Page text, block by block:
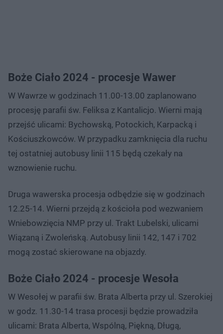
Boże Ciało 2024 - procesje Wawer
W Wawrze w godzinach 11.00-13.00 zaplanowano
procesję parafii św. Feliksa z Kantalicjo. Wierni mają
przejść ulicami: Bychowską, Potockich, Karpacką i
Kościuszkowców. W przypadku zamknięcia dla ruchu
tej ostatniej autobusy linii 115 będą czekały na
wznowienie ruchu.
Druga wawerska procesja odbędzie się w godzinach
12.25-14. Wierni przejdą z kościoła pod wezwaniem
Wniebowzięcia NMP przy ul. Trakt Lubelski, ulicami
Wiązaną i Zwoleńską. Autobusy linii 142, 147 i 702
mogą zostać skierowane na objazdy.
Boże Ciało 2024 - procesje Wesoła
W Wesołej w parafii św. Brata Alberta przy ul. Szerokiej
w godz. 11.30-14 trasa procesji będzie prowadziła
ulicami: Brata Alberta, Wspólną, Piękną, Długą,